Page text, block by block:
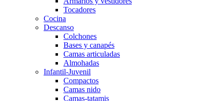
Tocadores
Cocina
Descanso
Colchones
Bases y canapés
Camas articuladas
Almohadas
Infantil-Juvenil
Compactos
Camas nido
Camas-tatamis